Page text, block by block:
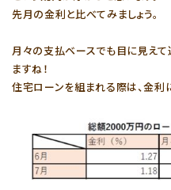
先月の金利と比べてみましょう。
月々の支払ベースでも目に見えて
ますね！
住宅ローンを組まれる際は、金利